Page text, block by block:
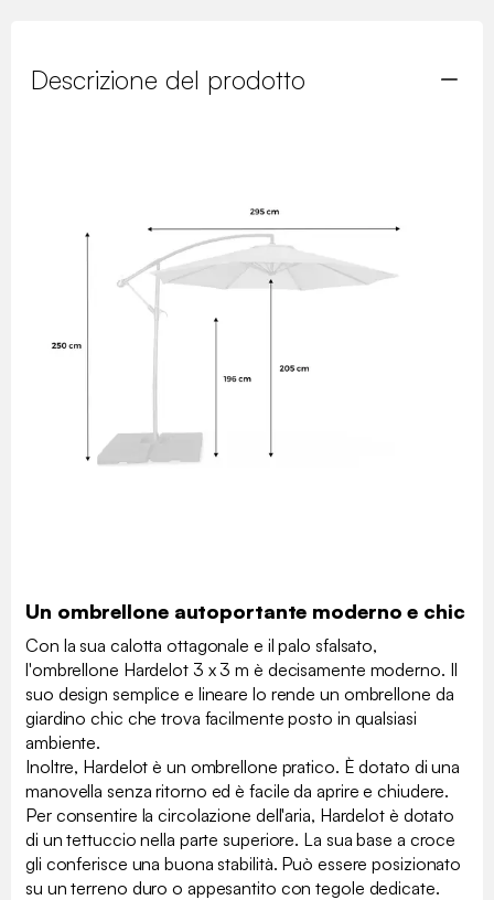
Descrizione del prodotto
Un ombrellone autoportante moderno e chic
Con la sua calotta ottagonale e il palo sfalsato,
l'ombrellone Hardelot 3 x 3 m è decisamente moderno. Il
suo design semplice e lineare lo rende un ombrellone da
giardino chic che trova facilmente posto in qualsiasi
ambiente.
Inoltre, Hardelot è un ombrellone pratico. È dotato di una
manovella senza ritorno ed è facile da aprire e chiudere.
Per consentire la circolazione dell'aria, Hardelot è dotato
di un tettuccio nella parte superiore. La sua base a croce
gli conferisce una buona stabilità. Può essere posizionato
su un terreno duro o appesantito con tegole dedicate.